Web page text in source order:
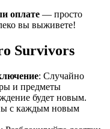
оплате — просто
вы выживете!
Survivors
: Случайно
и предметы
будет новым.
с каждым новым